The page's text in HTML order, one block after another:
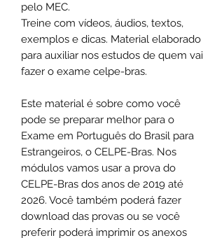
pelo MEC.
Treine com vídeos, áudios, textos,
exemplos e dicas. Material elaborado
para auxiliar nos estudos de quem vai
fazer o exame celpe-bras.
Este material é sobre como você
pode se preparar melhor para o
Exame em Português do Brasil para
Estrangeiros, o CELPE-Bras. Nos
módulos vamos usar a prova do
CELPE-Bras dos anos de 2019 até
2026. Você também poderá fazer
download das provas ou se você
preferir poderá imprimir os anexos